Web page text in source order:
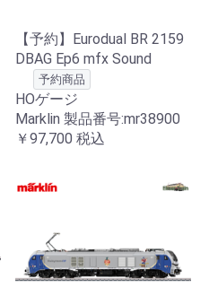
【予約】Eurodual BR 2159
DBAG Ep6 mfx Sound
予約商品
HOゲージ
Marklin 製品番号:mr38900
￥97,700 税込